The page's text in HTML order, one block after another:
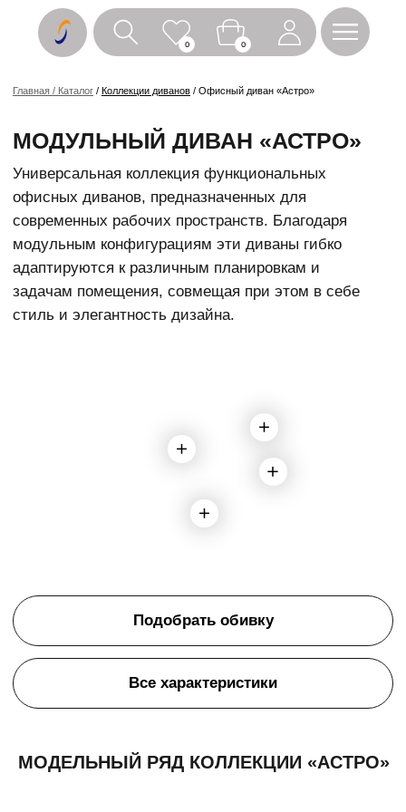
0 0
МОДУЛЬНЫЙ ДИВАН «АСТРО»
офисных диванов, предназначенных для
модульным конфигурациям эти диваны гибко
адаптируются к различным планировкам и
задачам помещения, совмещая при этом в себе
стиль и элегантность дизайна.
Подобрать обивку